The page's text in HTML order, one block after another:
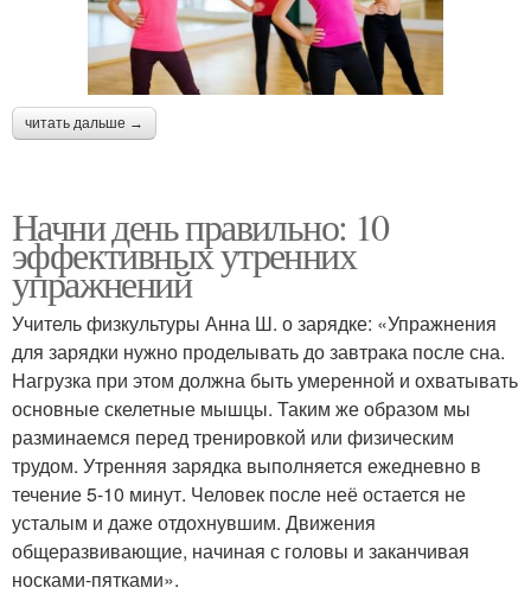
читать дальше →
Начни день правильно: 10
эффективных утренних
упражнений
Учитель физкультуры Анна Ш. о зарядке: «Упражнения
для зарядки нужно проделывать до завтрака после сна.
Нагрузка при этом должна быть умеренной и охватывать
основные скелетные мышцы. Таким же образом мы
разминаемся перед тренировкой или физическим
трудом. Утренняя зарядка выполняется ежедневно в
течение 5-10 минут. Человек после неё остается не
усталым и даже отдохнувшим. Движения
общеразвивающие, начиная с головы и заканчивая
носками-пятками».